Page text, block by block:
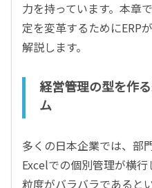
力を持っています。本章
定を変革するためにERP
解説します。
経営管理の型を作
ム
多くの日本企業では、部
Excelでの個別管理が横
粒度がバラバラであると